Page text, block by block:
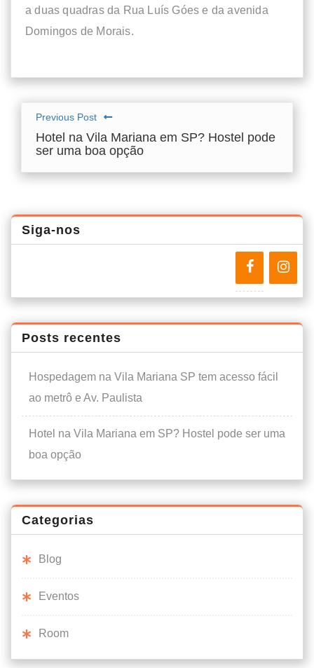
a duas quadras da Rua Luís Góes e da avenida
Domingos de Morais.
Previous Post
Hotel na Vila Mariana em SP? Hostel pode
ser uma boa opção
Siga-nos
Posts recentes
Hospedagem na Vila Mariana SP tem acesso fácil
ao metrô e Av. Paulista
Hotel na Vila Mariana em SP? Hostel pode ser uma
boa opção
Categorias
Blog
Eventos
Room